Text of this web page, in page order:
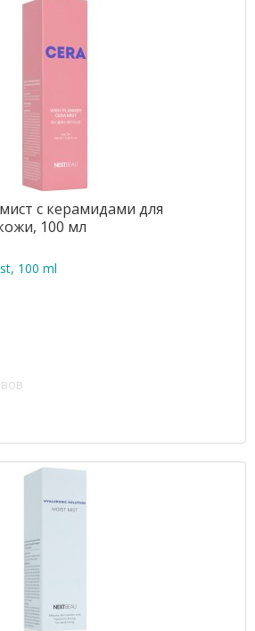
с керамидами для
100 мл
100 ml